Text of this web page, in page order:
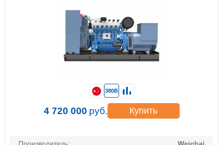
380В
4 720 000 руб. Купить